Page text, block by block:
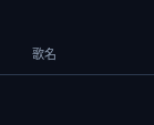
歌名